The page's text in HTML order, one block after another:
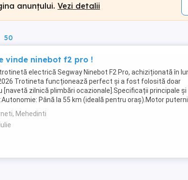
anunțului. Vezi detalii
50
vinde ninebot f2 pro !
electrică Segway Ninebot F2 Pro, achiziționată în
Trotineta funcționează perfect și a fost folosită doar
[navetă zilnică plimbări ocazionale].Specificații principale și
Până la 55 km (ideală pentru oraș).Motor
putere maximă (urcă ...
Mehedinti